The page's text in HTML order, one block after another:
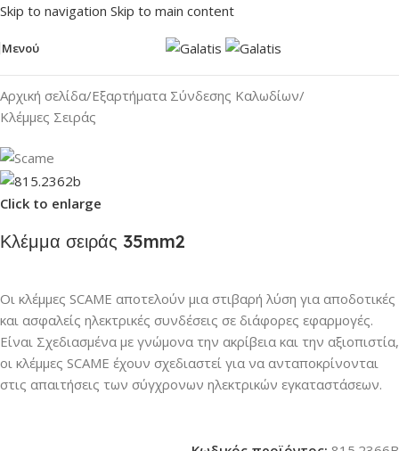
Skip to navigation Skip to main content
Μενού
Αρχική σελίδα/Εξαρτήματα Σύνδεσης Καλωδίων/
Κλέμμες Σειράς
Click to enlarge
Κλέμμα σειράς 35mm2
Οι κλέμμες SCAME αποτελούν μια στιβαρή λύση για αποδοτικές
και ασφαλείς ηλεκτρικές συνδέσεις σε διάφορες εφαρμογές.
Είναι Σχεδιασμένα με γνώμονα την ακρίβεια και την αξιοπιστία,
οι κλέμμες SCAME έχουν σχεδιαστεί για να ανταποκρίνονται
στις απαιτήσεις των σύγχρονων ηλεκτρικών εγκαταστάσεων.